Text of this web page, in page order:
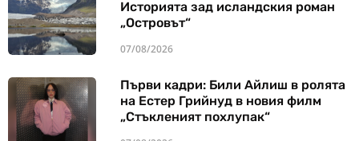
Историята зад исландския роман
„Островът“
07/08/2026
Първи кадри: Били Айлиш в ролята
на Естер Грийнуд в новия филм
„Стъкленият похлупак“